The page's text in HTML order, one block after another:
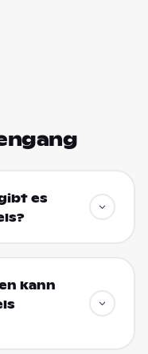
es
kann